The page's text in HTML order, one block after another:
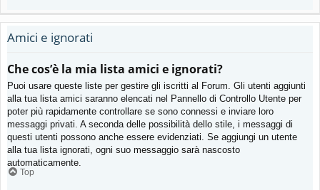
Amici e ignorati
Che cos’è la mia lista amici e ignorati?
Puoi usare queste liste per gestire gli iscritti al Forum. Gli utenti aggiunti
alla tua lista amici saranno elencati nel Pannello di Controllo Utente per
poter più rapidamente controllare se sono connessi e inviare loro
messaggi privati. A seconda delle possibilità dello stile, i messaggi di
questi utenti possono anche essere evidenziati. Se aggiungi un utente
alla tua lista ignorati, ogni suo messaggio sarà nascosto
automaticamente.
Top